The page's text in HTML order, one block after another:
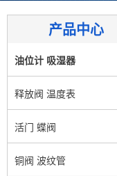
产品中心
油位计 吸湿器
释放阀 温度表
活门 蝶阀
铜阀 波纹管